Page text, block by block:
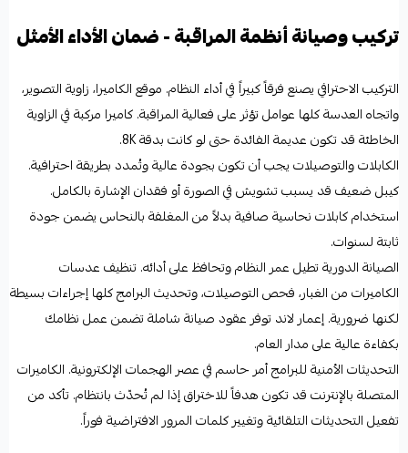
تركيب وصيانة أنظمة المراقبة - ضمان الأداء الأمثل
التركيب الاحترافي يصنع فرقاً كبيراً في أداء النظام. موقع الكاميرا، زاوية التصوير،
واتجاه العدسة كلها عوامل تؤثر على فعالية المراقبة. كاميرا مركبة في الزاوية
الخاطئة قد تكون عديمة الفائدة حتى لو كانت بدقة 8K.
الكابلات والتوصيلات يجب أن تكون بجودة عالية وتُمدد بطريقة احترافية.
كيبل ضعيف قد يسبب تشويش في الصورة أو فقدان الإشارة بالكامل.
استخدام كابلات نحاسية صافية بدلاً من المغلفة بالنحاس يضمن جودة
ثابتة لسنوات.
الصيانة الدورية تطيل عمر النظام وتحافظ على أدائه. تنظيف عدسات
الكاميرات من الغبار، فحص التوصيلات، وتحديث البرامج كلها إجراءات بسيطة
لكنها ضرورية. إعمار لاند توفر عقود صيانة شاملة تضمن عمل نظامك
بكفاءة عالية على مدار العام.
التحديثات الأمنية للبرامج أمر حاسم في عصر الهجمات الإلكترونية. الكاميرات
المتصلة بالإنترنت قد تكون هدفاً للاختراق إذا لم تُحدّث بانتظام. تأكد من
تفعيل التحديثات التلقائية وتغيير كلمات المرور الافتراضية فوراً.